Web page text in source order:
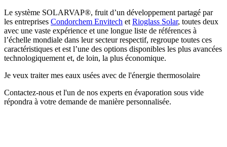
Le système SOLARVAP®, fruit d’un développement partagé par
les entreprises Condorchem Envitech et Rioglass Solar, toutes deux
avec une vaste expérience et une longue liste de références à
l’échelle mondiale dans leur secteur respectif, regroupe toutes ces
caractéristiques et est l’une des options disponibles les plus avancées
technologiquement et, de loin, la plus économique.
Je veux traiter mes eaux usées avec de l'énergie thermosolaire
Contactez-nous et l'un de nos experts en évaporation sous vide
répondra à votre demande de manière personnalisée.